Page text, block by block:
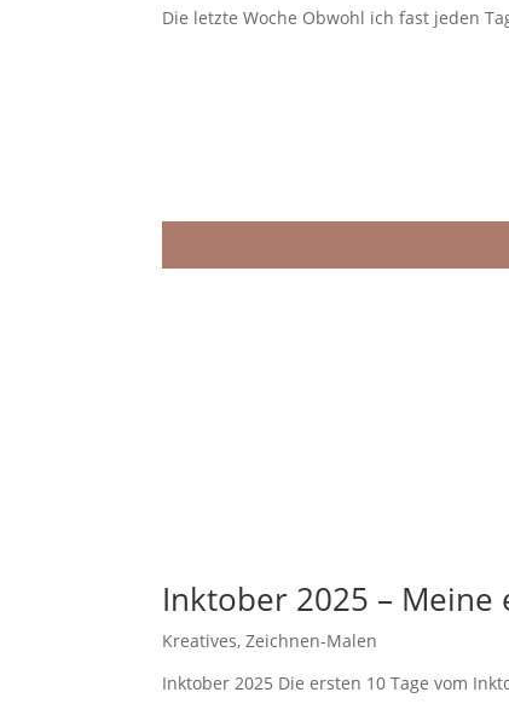
Die letzte Woche Obwohl ich fast jeden
Inktober 2025 – Meine
Kreatives,Zeichnen-Malen
Inktober 2025 Die ersten 10 Tage vom